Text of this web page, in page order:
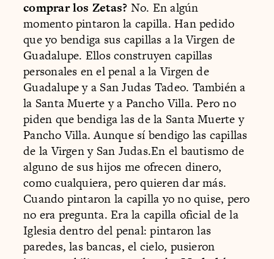
comprar los Zetas? No. En algún
momento pintaron la capilla. Han pedido
que yo bendiga sus capillas a la Virgen de
Guadalupe. Ellos construyen capillas
personales en el penal a la Virgen de
Guadalupe y a San Judas Tadeo. También a
la Santa Muerte y a Pancho Villa. Pero no
piden que bendiga las de la Santa Muerte y
Pancho Villa. Aunque sí bendigo las capillas
de la Virgen y San Judas.En el bautismo de
alguno de sus hijos me ofrecen dinero,
como cualquiera, pero quieren dar más.
Cuando pintaron la capilla yo no quise, pero
no era pregunta. Era la capilla oficial de la
Iglesia dentro del penal: pintaron las
paredes, las bancas, el cielo, pusieron